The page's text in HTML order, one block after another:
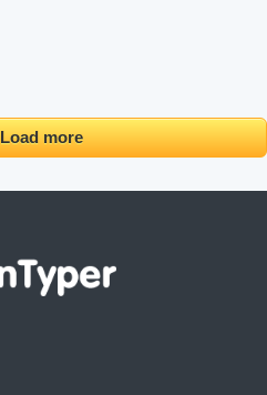
Load more